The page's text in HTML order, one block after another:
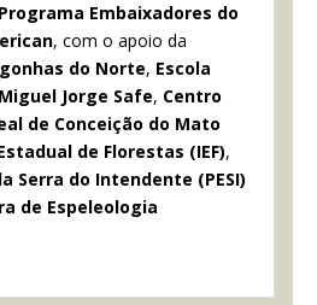
Programa Embaixadores do
, com o apoio da
do Norte, Escola
Jorge Safe, Centro
de Conceição do Mato
de Florestas (IEF),
Serra do Intendente (PESI)
de Espeleologia